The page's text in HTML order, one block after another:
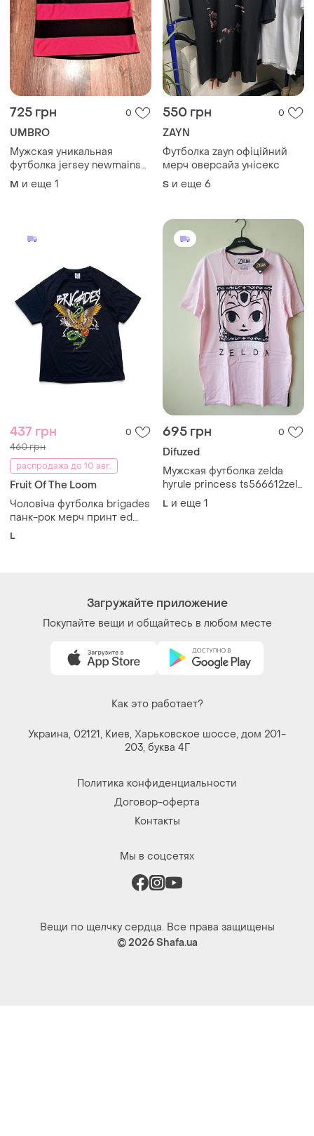
725 грн 0
UMBRO
Мужская уникальная
футболка jersey newmains
united оригинал
M и еще 1
550 грн 0
ZAYN
Футболка zayn офіційний
мерч оверсайз унісекс
S и еще 6
437 грн 0
460 грн
распродажа до 10 авг.
Fruit Of The Loom
Чоловіча футболка brigades
панк-рок мерч принт ed
hardy стиль чорна l
L
695 грн 0
Difuzed
Мужская футболка zelda
hyrule princess ts566612zel
difuzed
L и еще 1
Загружайте приложение
Покупайте вещи и общайтесь в любом месте
Как это работает?
Украина, 02121, Киев, Харьковское шоссе, дом 201-
203, буква 4Г
Политика конфиденциальности
Договор-оферта
Контакты
Мы в соцсетях
Вещи по щелчку сердца. Все права защищены
© 2026Shafa.ua